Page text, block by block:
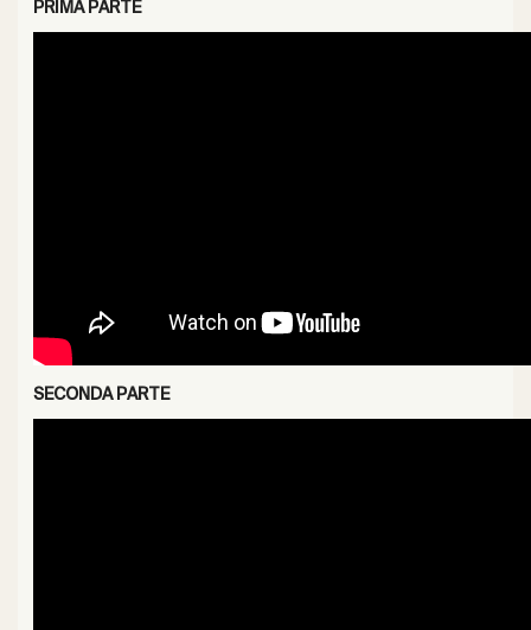
PRIMA PARTE
SECONDA PARTE